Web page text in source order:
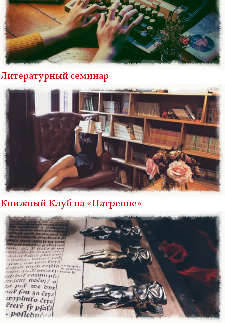
Литературный семинар
Книжный Клуб на «Патреоне»